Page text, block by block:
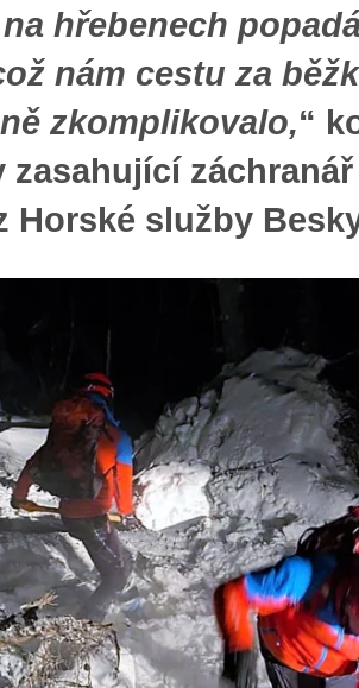
hřebenech
nám cestu za
zkomplikovalo,“
zasahující
Horské služby